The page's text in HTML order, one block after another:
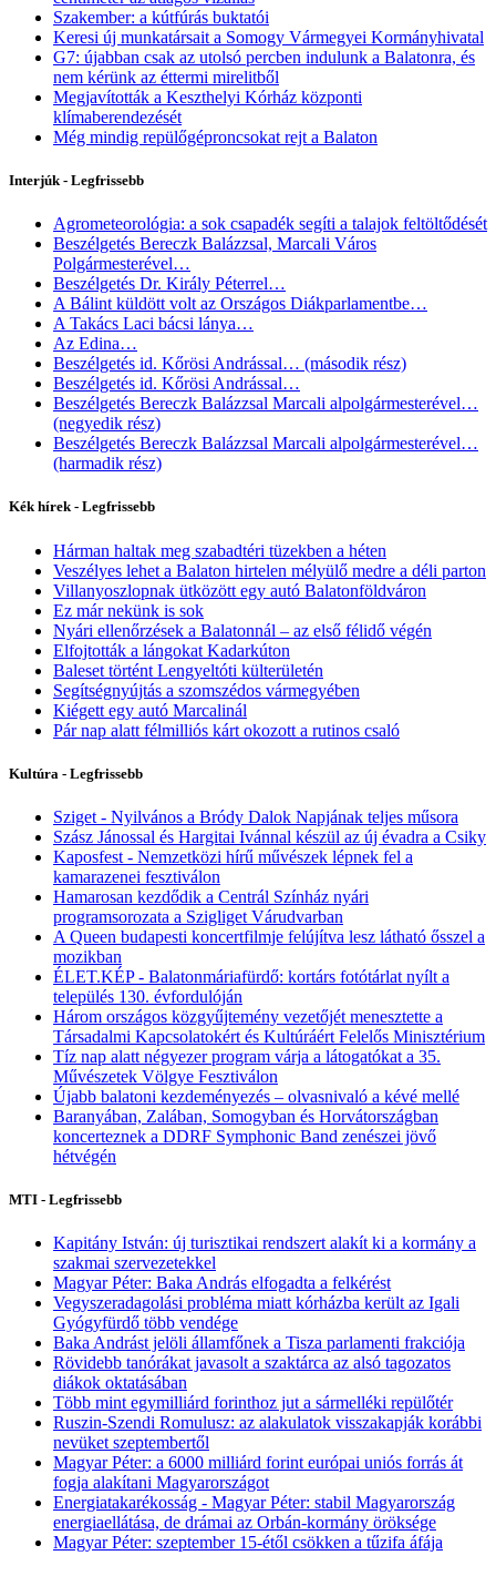
Szakember: a kútfúrás buktatói
Keresi új munkatársait a Somogy Vármegyei Kormányhivatal
G7: újabban csak az utolsó percben indulunk a Balatonra, és
nem kérünk az éttermi mirelitből
Megjavították a Keszthelyi Kórház központi
klímaberendezését
Még mindig repülőgéproncsokat rejt a Balaton
Interjúk - Legfrissebb
Agrometeorológia: a sok csapadék segíti a talajok feltöltődését
Beszélgetés Bereczk Balázzsal, Marcali Város
Polgármesterével…
Beszélgetés Dr. Király Péterrel…
A Bálint küldött volt az Országos Diákparlamentbe…
A Takács Laci bácsi lánya…
Az Edina…
Beszélgetés id. Kőrösi Andrással… (második rész)
Beszélgetés id. Kőrösi Andrással…
Beszélgetés Bereczk Balázzsal Marcali alpolgármesterével…
(negyedik rész)
Beszélgetés Bereczk Balázzsal Marcali alpolgármesterével…
(harmadik rész)
Kék hírek - Legfrissebb
Hárman haltak meg szabadtéri tüzekben a héten
Veszélyes lehet a Balaton hirtelen mélyülő medre a déli parton
Villanyoszlopnak ütközött egy autó Balatonföldváron
Ez már nekünk is sok
Nyári ellenőrzések a Balatonnál – az első félidő végén
Elfojtották a lángokat Kadarkúton
Baleset történt Lengyeltóti külterületén
Segítségnyújtás a szomszédos vármegyében
Kiégett egy autó Marcalinál
Pár nap alatt félmilliós kárt okozott a rutinos csaló
Kultúra - Legfrissebb
Sziget - Nyilvános a Bródy Dalok Napjának teljes műsora
Szász Jánossal és Hargitai Ivánnal készül az új évadra a Csiky
Kaposfest - Nemzetközi hírű művészek lépnek fel a
kamarazenei fesztiválon
Hamarosan kezdődik a Centrál Színház nyári
programsorozata a Szigliget Várudvarban
A Queen budapesti koncertfilmje felújítva lesz látható ősszel a
mozikban
ÉLET.KÉP - Balatonmáriafürdő: kortárs fotótárlat nyílt a
település 130. évfordulóján
Három országos közgyűjtemény vezetőjét menesztette a
Társadalmi Kapcsolatokért és Kultúráért Felelős Minisztérium
Tíz nap alatt négyezer program várja a látogatókat a 35.
Művészetek Völgye Fesztiválon
Újabb balatoni kezdeményezés – olvasnivaló a kévé mellé
Baranyában, Zalában, Somogyban és Horvátországban
koncerteznek a DDRF Symphonic Band zenészei jövő
hétvégén
MTI - Legfrissebb
Kapitány István: új turisztikai rendszert alakít ki a kormány a
szakmai szervezetekkel
Magyar Péter: Baka András elfogadta a felkérést
Vegyszeradagolási probléma miatt kórházba került az Igali
Gyógyfürdő több vendége
Baka Andrást jelöli államfőnek a Tisza parlamenti frakciója
Rövidebb tanórákat javasolt a szaktárca az alsó tagozatos
diákok oktatásában
Több mint egymilliárd forinthoz jut a sármelléki repülőtér
Ruszin-Szendi Romulusz: az alakulatok visszakapják korábbi
nevüket szeptembertől
Magyar Péter: a 6000 milliárd forint európai uniós forrás át
fogja alakítani Magyarországot
Energiatakarékosság - Magyar Péter: stabil Magyarország
energiaellátása, de drámai az Orbán-kormány öröksége
Magyar Péter: szeptember 15-étől csökken a tűzifa áfája